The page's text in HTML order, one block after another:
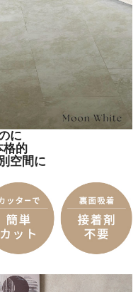
に
格的
空間に